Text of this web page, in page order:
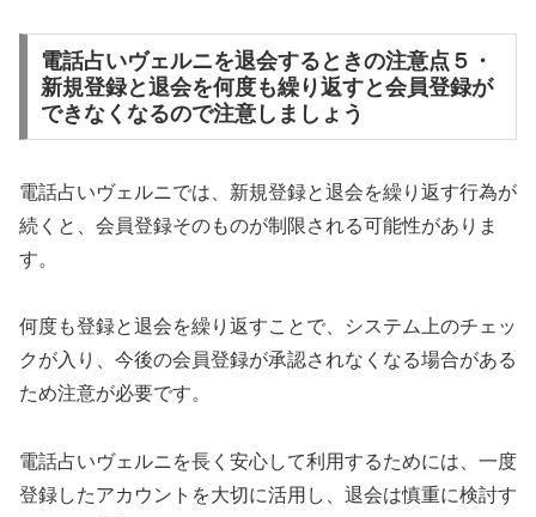
電話占いヴェルニを退会するときの注意点５・
新規登録と退会を何度も繰り返すと会員登録が
できなくなるので注意しましょう
電話占いヴェルニでは、新規登録と退会を繰り返す行為が
続くと、会員登録そのものが制限される可能性がありま
す。
何度も登録と退会を繰り返すことで、システム上のチェッ
クが入り、今後の会員登録が承認されなくなる場合がある
ため注意が必要です。
電話占いヴェルニを長く安心して利用するためには、一度
登録したアカウントを大切に活用し、退会は慎重に検討す